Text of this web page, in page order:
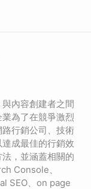
內容創建者之間
為了在競爭激烈
行銷公司、技術
成最佳的行銷效
，並涵蓋相關的
Console、
SEO、on page